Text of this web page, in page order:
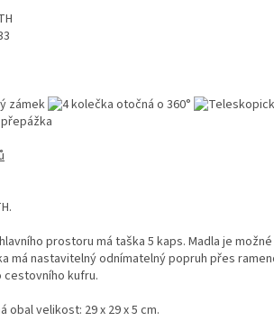
prostoru má taška 5 kaps. Madla je
má nastavitelný odnímatelný popruh přes
cestovního kufru.
obal velikost: 29 x 29 x 5 cm.